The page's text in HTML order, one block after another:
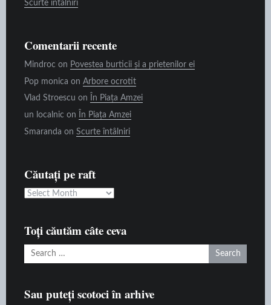
Scurte întâlniri
Comentarii recente
Mindroc on Povestea burticii și a prietenilor ei
Pop monica on Arbore ocrotit
Vlad Stroescu on
În Piața Amzei
un localnic on
În Piața Amzei
Smaranda on Scurte întâlniri
Căutați pe raft
Căutați
Toți căutăm câte ceva
Search
Sau puteți scotoci în arhive